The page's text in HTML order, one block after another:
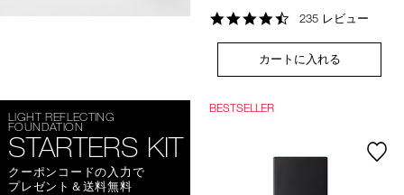
4.6
rating
235 レビュー
カートに入れる
LIGHT REFLECTING
FOUNDATION
STARTERS KIT
クーポンコードの入力で
プレゼント＆送料無料
BESTSELLER